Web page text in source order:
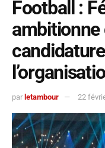
Football :
ambitionne
par letambour 22